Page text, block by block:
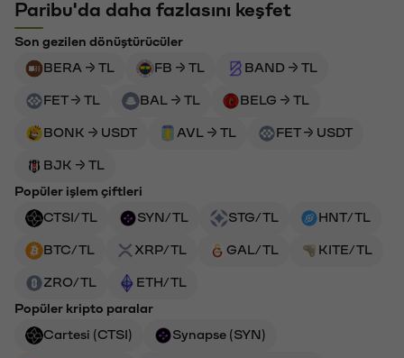
Paribu'da daha fazlasını keşfet
Son gezilen dönüştürücüler
BERA → TL
FB → TL BAND → TL
FET → TL BAL → TL BELG → TL
BONK → USDT AVL → TL FET → USDT
BJK → TL
Popüler işlem çiftleri
CTSI/TL
SYN/TL STG/TL HNT/TL
BTC/TL XRP/TL GAL/TL KITE/TL
ZRO/TL
ETH/TL
Popüler kripto paralar
Cartesi (CTSI)
Synapse (SYN)